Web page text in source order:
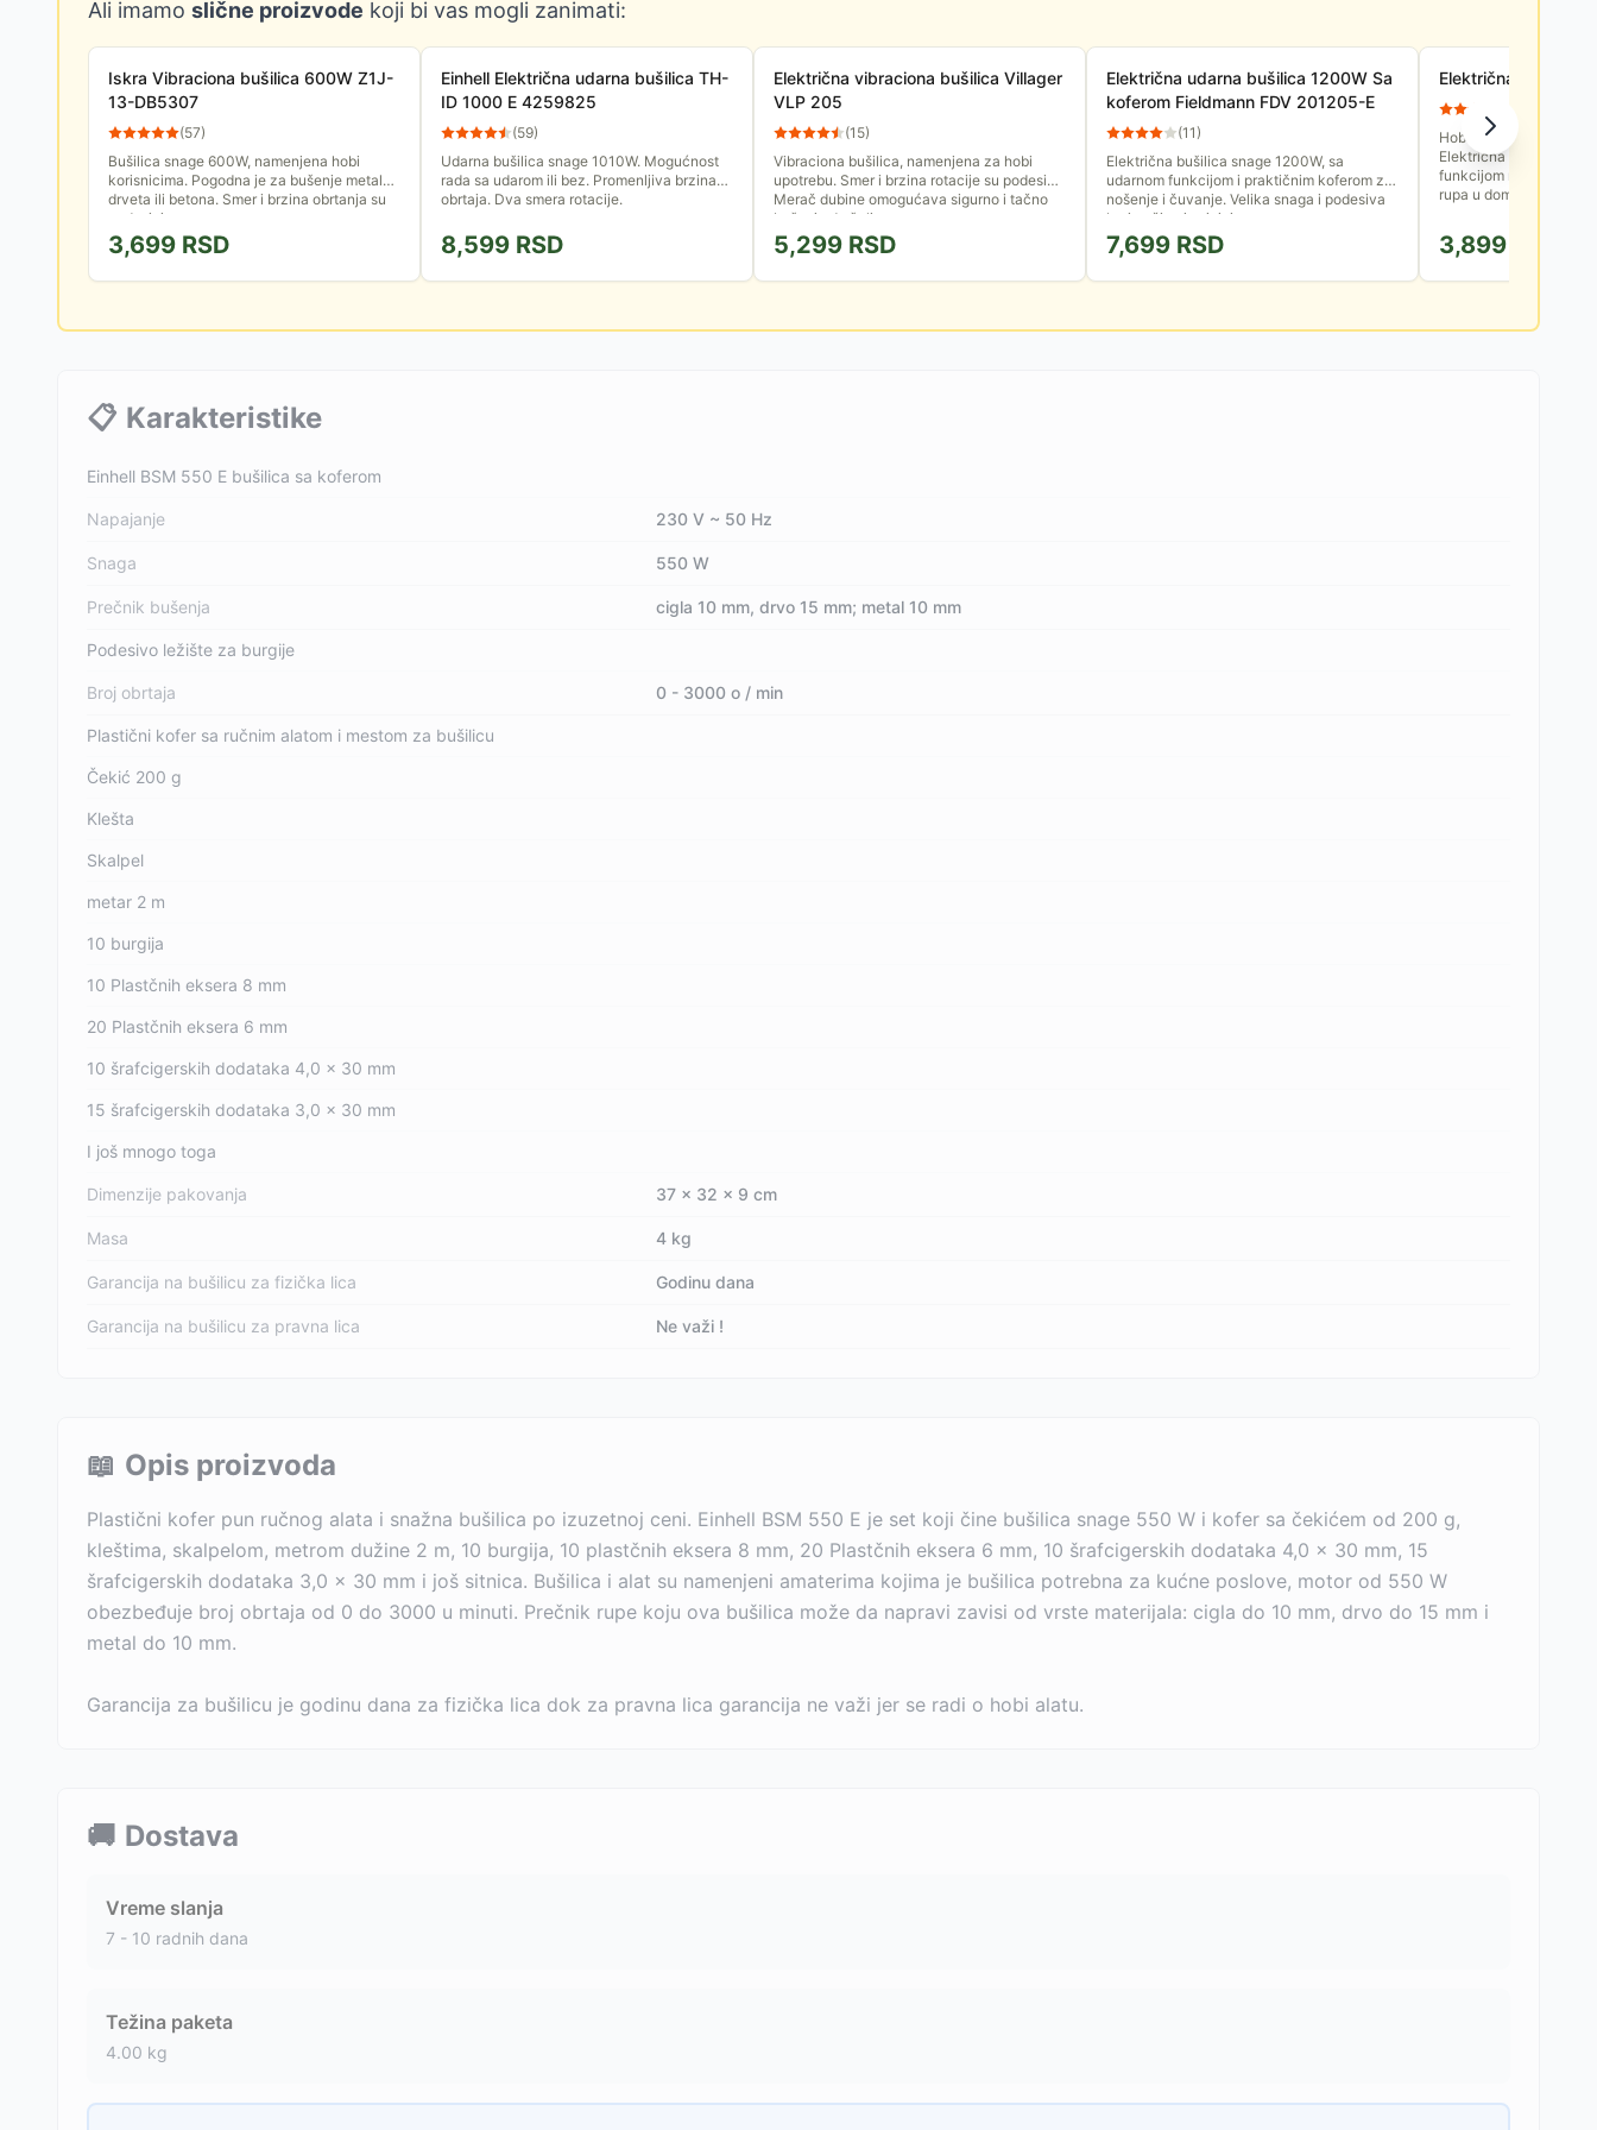
Ali imamo slične proizvode koji bi vas mogli zanimati:
Iskra Vibraciona bušilica 600W Z1J-
13-DB5307
(57)
Bušilica snage 600W, namenjena hobi
korisnicima. Pogodna je za bušenje metala,
drveta ili betona. Smer i brzina obrtanja su
podesivi.
3,699 RSD
Einhell Električna udarna bušilica TH-
ID 1000 E 4259825
(59)
Udarna bušilica snage 1010W. Mogućnost
rada sa udarom ili bez. Promenljiva brzina
obrtaja. Dva smera rotacije.
8,599 RSD
Električna vibraciona bušilica Villager
VLP 205
(15)
Vibraciona bušilica, namenjena za hobi
upotrebu. Smer i brzina rotacije su podesivi.
Merač dubine omogućava sigurno i tačno
bušenje do željene...
5,299 RSD
Električna udarna bušilica 1200W Sa
koferom Fieldmann FDV 201205-E
(11)
Električna bušilica snage 1200W, sa
udarnom funkcijom i praktičnim koferom za
nošenje i čuvanje. Velika snaga i podesiva
brzina čine je sjajnim...
7,699 RSD
Električna čekić
Hobi bušilica za
Električna bušilica
funkcijom može
rupa u domaćinstvu a u
3,899
📋 Karakteristike
Einhell BSM 550 E bušilica sa koferom
Napajanje 230 V ~ 50 Hz
Snaga 550 W
Prečnik bušenja cigla 10 mm, drvo 15 mm; metal 10 mm
Podesivo ležište za burgije
Broj obrtaja 0 - 3000 o / min
Plastični kofer sa ručnim alatom i mestom za bušilicu
Čekić 200 g
Klešta
Skalpel
metar 2 m
10 burgija
10 Plastčnih eksera 8 mm
20 Plastčnih eksera 6 mm
10 šrafcigerskih dodataka 4,0 x 30 mm
15 šrafcigerskih dodataka 3,0 x 30 mm
I još mnogo toga
Dimenzije pakovanja 37 x 32 x 9 cm
Masa 4 kg
Garancija na bušilicu za fizička lica Godinu dana
Garancija na bušilicu za pravna lica Ne važi !
📖 Opis proizvoda
Plastični kofer pun ručnog alata i snažna bušilica po izuzetnoj ceni. Einhell BSM 550 E je set koji čine bušilica snage 550 W i kofer sa čekićem od 200 g,
kleštima, skalpelom, metrom dužine 2 m, 10 burgija, 10 plastčnih eksera 8 mm, 20 Plastčnih eksera 6 mm, 10 šrafcigerskih dodataka 4,0 x 30 mm, 15
šrafcigerskih dodataka 3,0 x 30 mm i još sitnica. Bušilica i alat su namenjeni amaterima kojima je bušilica potrebna za kućne poslove, motor od 550 W
obezbeđuje broj obrtaja od 0 do 3000 u minuti. Prečnik rupe koju ova bušilica može da napravi zavisi od vrste materijala: cigla do 10 mm, drvo do 15 mm i
metal do 10 mm.
Garancija za bušilicu je godinu dana za fizička lica dok za pravna lica garancija ne važi jer se radi o hobi alatu.
🚚 Dostava
Vreme slanja
7 - 10 radnih dana
Težina paketa
4.00 kg